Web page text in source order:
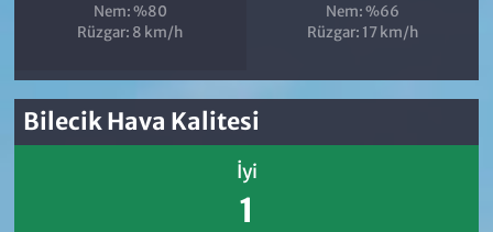
Nem: %80
Rüzgar: 8 km/h
Nem: %66
Rüzgar: 17 km/h
Bilecik Hava Kalitesi
İyi
1